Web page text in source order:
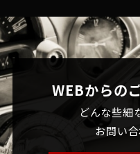
WEBからの
どんな些細
お問い合